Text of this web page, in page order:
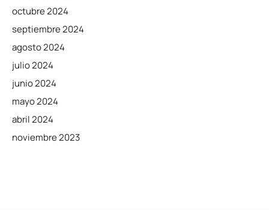
octubre 2024
septiembre 2024
agosto 2024
julio 2024
junio 2024
mayo 2024
abril 2024
noviembre 2023